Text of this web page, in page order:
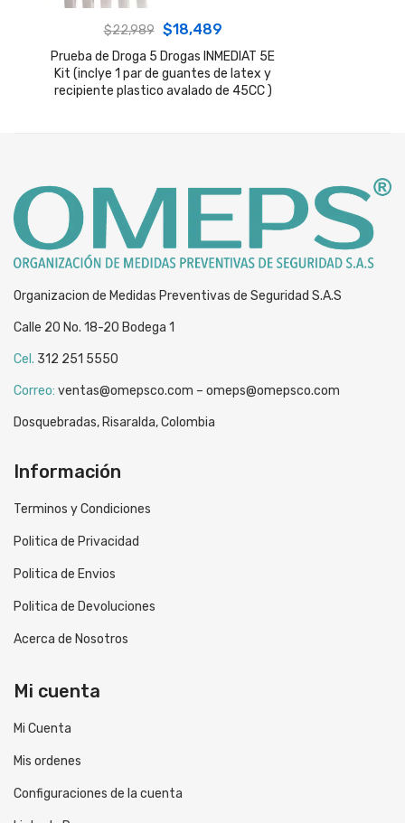
$22,989 Original
price
was:
$18,489Current
price
is:
Prueba de Droga 5 Drogas INMEDIAT 5E
Kit (inclye 1 par de guantes de latex y
recipiente plastico avalado de 45CC )
Organizacion de Medidas Preventivas de Seguridad S.A.S
Calle 20 No. 18-20 Bodega 1
Cel. 312 251 5550
Correo: ventas@omepsco.com – omeps@omepsco.com
Dosquebradas, Risaralda, Colombia
Información
Terminos y Condiciones
Politica de Privacidad
Politica de Envios
Politica de Devoluciones
Acerca de Nosotros
Mi cuenta
Mi Cuenta
Mis ordenes
Configuraciones de la cuenta